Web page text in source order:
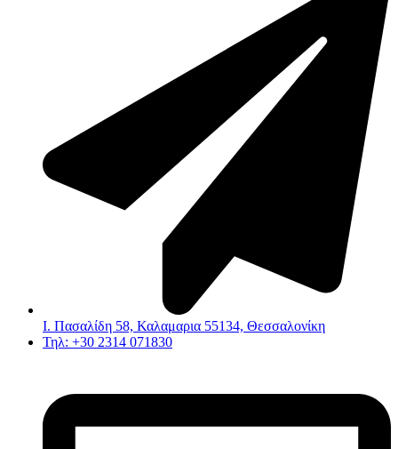
Ι. Πασαλίδη 58, Καλαμαρια 55134, Θεσσαλονίκη
Τηλ: +30 2314 071830